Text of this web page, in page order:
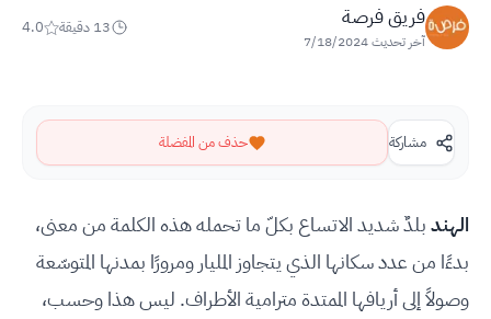
فريق فرصة
آخر تحديث7/18/2024
13 دقيقة 4.0
مشاركة حذف من المفضلة
الهندبلدٌ شديد الاتساع بكلّ ما تحمله هذه الكلمة من معنى،
بدءًا من عدد سكانها الذي يتجاوز المليار ومرورًا بمدنها المتوسّعة
وصولاً إلى أريافها الممتدة مترامية الأطراف. ليس هذا وحسب،